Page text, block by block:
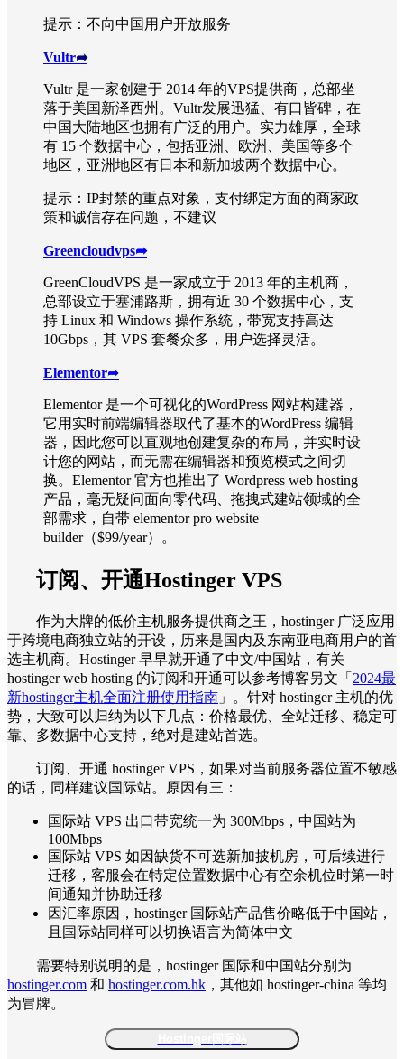
提示：不向中国用户开放服务
Vultr➦
Vultr 是一家创建于 2014 年的VPS提供商，总部坐
落于美国新泽西州。Vultr发展迅猛、有口皆碑，在
中国大陆地区也拥有广泛的用户。实力雄厚，全球
有 15 个数据中心，包括亚洲、欧洲、美国等多个
地区，亚洲地区有日本和新加坡两个数据中心。
提示：IP封禁的重点对象，支付绑定方面的商家政
策和诚信存在问题，不建议
Greencloudvps➦
GreenCloudVPS 是一家成立于 2013 年的主机商，
总部设立于塞浦路斯，拥有近 30 个数据中心，支
持 Linux 和 Windows 操作系统，带宽支持高达
10Gbps，其 VPS 套餐众多，用户选择灵活。
Elementor➦
Elementor 是一个可视化的WordPress 网站构建器，
它用实时前端编辑器取代了基本的WordPress 编辑
器，因此您可以直观地创建复杂的布局，并实时设
计您的网站，而无需在编辑器和预览模式之间切
换。Elementor 官方也推出了 Wordpress web hosting
产品，毫无疑问面向零代码、拖拽式建站领域的全
部需求，自带 elementor pro website
builder（$99/year）。
订阅、开通Hostinger VPS
作为大牌的低价主机服务提供商之王，hostinger 广泛应用
于跨境电商独立站的开设，历来是国内及东南亚电商用户的首
选主机商。Hostinger 早早就开通了中文/中国站，有关
hostinger web hosting 的订阅和开通可以参考博客另文「 2024最
新hostinger主机全面注册使用指南 」。针对 hostinger 主机的优
势，大致可以归纳为以下几点：价格最优、全站迁移、稳定可
靠、多数据中心支持，绝对是建站首选。
订阅、开通 hostinger VPS，如果对当前服务器位置不敏感
的话，同样建议国际站。原因有三：
国际站 VPS 出口带宽统一为 300Mbps，中国站为
100Mbps
国际站 VPS 如因缺货不可选新加披机房，可后续进行
迁移，客服会在特定位置数据中心有空余机位时第一时
间通知并协助迁移
因汇率原因，hostinger 国际站产品售价略低于中国站，
且国际站同样可以切换语言为简体中文
需要特别说明的是，hostinger 国际和中国站分别为
hostinger.com 和 hostinger.com.hk ，其他如 hostinger-china 等均
为冒牌。